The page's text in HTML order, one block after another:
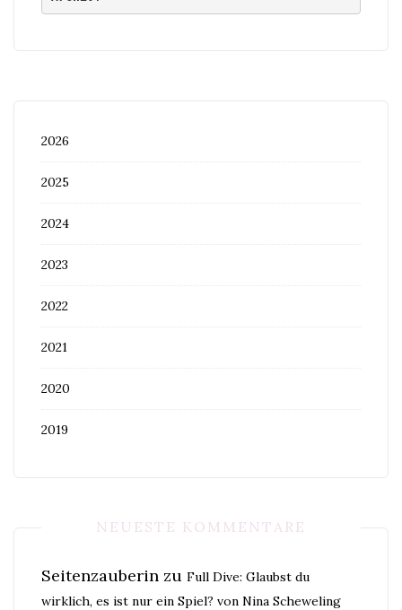
2026
2025
2024
2023
2022
2021
2020
2019
NEUESTE KOMMENTARE
Seitenzauberin zu Full Dive: Glaubst du
wirklich, es ist nur ein Spiel? von Nina Scheweling